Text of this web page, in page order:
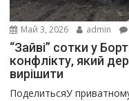
Май 3, 2026 admin
“Зайві” сотки у
конфлікту, який
вирішити
ПоделитьсяУ